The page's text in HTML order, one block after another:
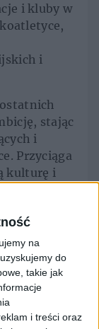
na
do
takie jak
i treści oraz
i kluby w
i
stając
i
Przyciąga
kulturę i
na
samych
Marina
zupełnie